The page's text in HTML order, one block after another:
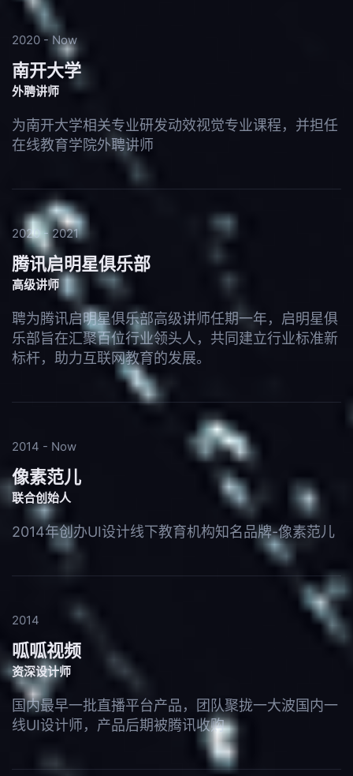
2020 - Now
南开大学
外聘讲师
为南开大学相关专业研发动效视觉专业课程，并担任
在线教育学院外聘讲师
2020 - 2021
腾讯启明星俱乐部
高级讲师
聘为腾讯启明星俱乐部高级讲师任期一年，启明星俱
乐部旨在汇聚百位行业领头人，共同建立行业标准新
标杆，助力互联网教育的发展。
2014 - Now
像素范儿
联合创始人
2014年创办UI设计线下教育机构知名品牌-像素范儿
2014
呱呱视频
资深设计师
国内最早一批直播平台产品，团队聚拢一大波国内一
线UI设计师，产品后期被腾讯收购